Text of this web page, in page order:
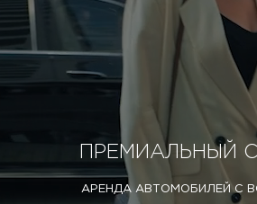
ПРЕМИАЛЬНЫЙ
АРЕНДА АВТОМОБИЛЕЙ С